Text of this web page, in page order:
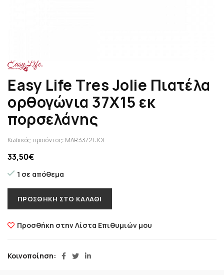
Easy Life Tres Jolie Πιατέλα
ορθογώνια 37Χ15 εκ
πορσελάνης
Κωδικός προϊόντος: MAR3372TJOL
33,50€
1 σε απόθεμα
ΠΡΟΣΘΉΚΗ ΣΤΟ ΚΑΛΆΘΙ
Προσθήκη στην Λίστα Επιθυμιών μου
Κοινοποίηση